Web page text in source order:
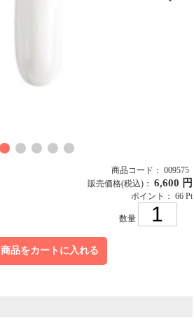
商品コード： 009575
販売価格(税込)： 6,600 円
ポイント： 66 Pt
数量
商品をカートに入れる